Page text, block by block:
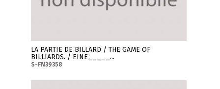
LA PARTIE DE BILLARD / THE GAME OF
BILLIARDS. / EINE_____...
S-FN39358